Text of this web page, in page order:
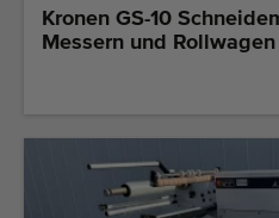
Kronen GS-10
Messern und Rollwagen